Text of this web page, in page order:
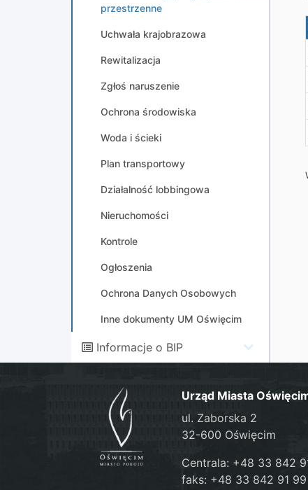
przestrzenne
Uchwała krajobrazowa
Rewitalizacja
Zgłoś naruszenie
Ochrona środowiska
Woda i ścieki
Plan transportowy
Działalność lobbingowa
Nieruchomości
Kontrole
Ogłoszenia
Ochrona Danych Osobowych
Inne dokumenty UM Oświęcim
Informacje o BIP
Urząd Miasta
ul. Zaborska 2
32-600 Oświęcim
Centrala: +48 33 842
faks: +48 33 842 91 99